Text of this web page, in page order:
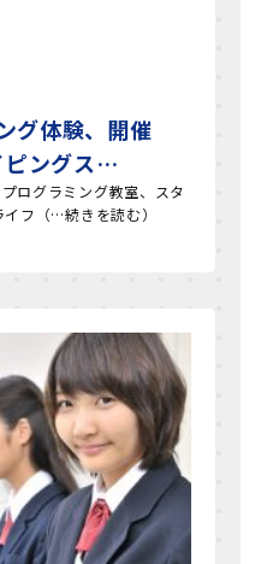
グ体験、開催
ピングス…
ログラミング教室、スタ
フ（…続きを読む）